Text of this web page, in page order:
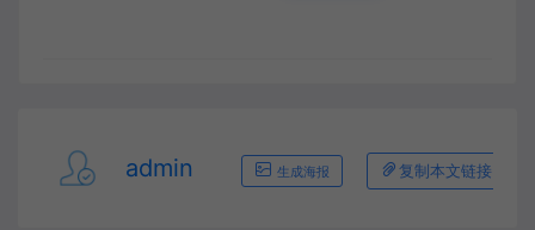
admin 生成海报 复制本文链接